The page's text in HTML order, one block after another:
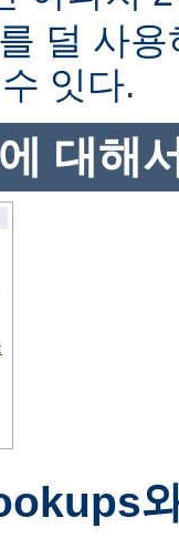
덜 사
잇다.
대해